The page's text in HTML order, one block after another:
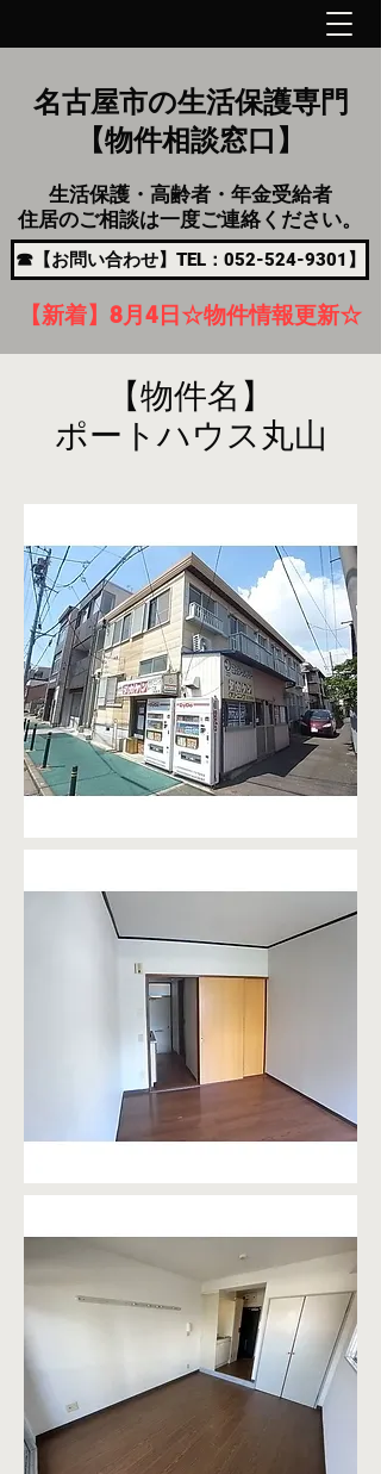
名古屋市の生活保護専門
【物件相談窓口】
生活保護・高齢者・年金受給者
住居のご相談は一度ご連絡ください。
☎【お問い合わせ】TEL：052-524-9301】
【新着】8月4 日 ☆物件情報更新☆
【物件名】
ポートハウス丸山